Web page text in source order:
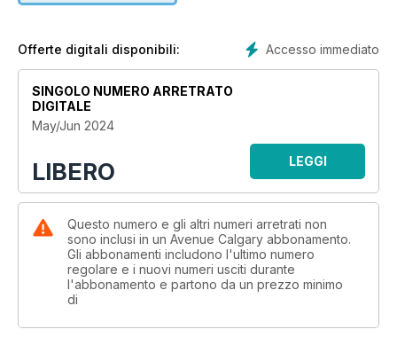
Accesso immediato
Offerte digitali disponibili:
SINGOLO NUMERO ARRETRATO
DIGITALE
May/Jun 2024
LIBERO LEGGI
Questo numero e gli altri numeri arretrati non
sono inclusi in un Avenue Calgary abbonamento.
Gli abbonamenti includono l'ultimo numero
regolare e i nuovi numeri usciti durante
l'abbonamento e partono da un prezzo minimo
di